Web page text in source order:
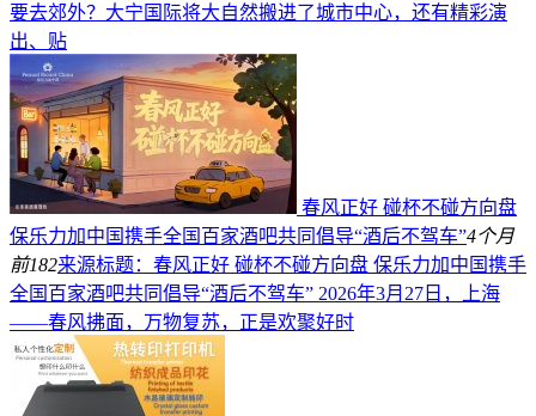
要去郊外？大宁国际将大自然搬进了城市中心，还有精彩演
出、贴
春风正好 碰杯不碰方向盘
保乐力加中国携手全国百家酒吧共同倡导“酒后不驾车”4个月
前182来源标题：春风正好 碰杯不碰方向盘 保乐力加中国携手
全国百家酒吧共同倡导“酒后不驾车” 2026年3月27日，上海
——春风拂面，万物复苏，正是欢聚好时